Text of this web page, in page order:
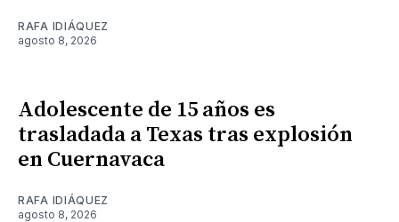
RAFA IDIÁQUEZ
agosto 8, 2026
Adolescente de 15 años es
trasladada a Texas tras explosión
en Cuernavaca
RAFA IDIÁQUEZ
agosto 8, 2026